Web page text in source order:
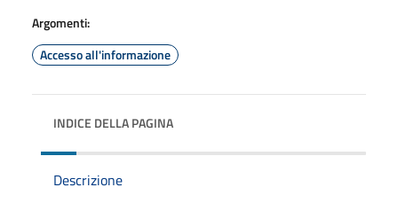
Argomenti:
Accesso all'informazione
INDICE DELLA PAGINA
Descrizione